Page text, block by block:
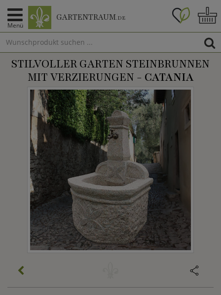
Menü
GARTENTRAUM.DE
STILVOLLER GARTEN STEINBRUNNEN
MIT VERZIERUNGEN - CATANIA